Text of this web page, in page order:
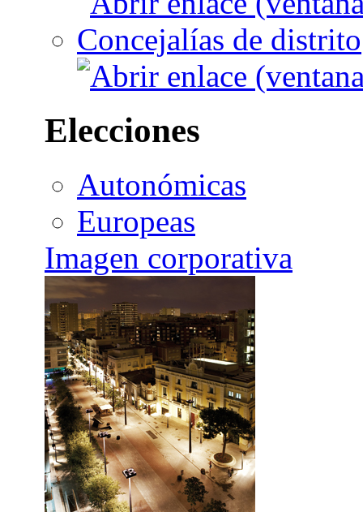
Concejalías de distrito
Elecciones
Autonómicas
Europeas
Imagen corporativa